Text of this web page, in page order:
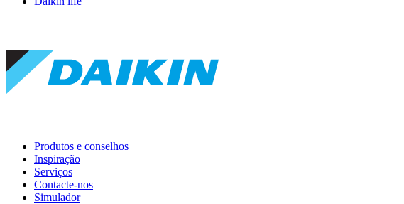
Produtos e conselhos
Inspiração
Serviços
Contacte-nos
Simulador